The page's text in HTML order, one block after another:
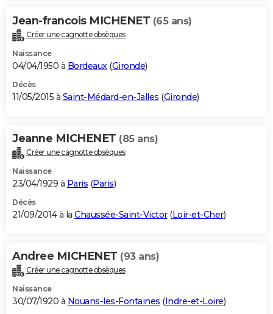
Jean-francois MICHENET (65 ans)
Créer une cagnotte obsèques
Naissance
04/04/1950 à Bordeaux(Gironde)
Décès
11/05/2015 à Saint-Médard-en-Jalles (Gironde)
Jeanne MICHENET (85 ans)
Créer une cagnotte obsèques
Naissance
23/04/1929 à Paris (Paris)
Décès
21/09/2014 à la Chaussée-Saint-Victor(Loir-et-Cher)
Andree MICHENET (93 ans)
Créer une cagnotte obsèques
Naissance
30/07/1920 à Nouans-les-Fontaines (Indre-et-Loire)